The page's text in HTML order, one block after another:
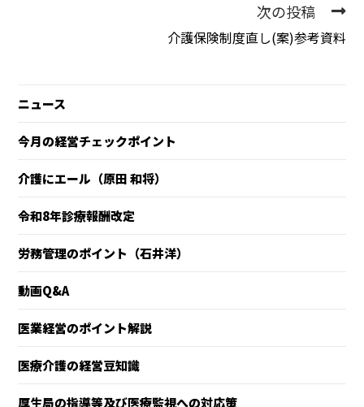
次の投稿
介護保険制度直し(案)参考資料
ニュース
今月の経営チェックポイント
介護にエール（原田 和将）
令和8年診療報酬改定
労務管理のポイント（石井洋）
動画Q&A
医業経営のポイント解説
医療介護の経営豆知識
厚生局の指導等及び医療監視への対応策